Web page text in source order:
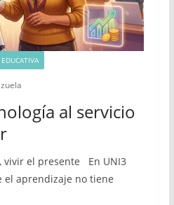
al servicio
vivir el presente En UNI3
el aprendizaje no tiene